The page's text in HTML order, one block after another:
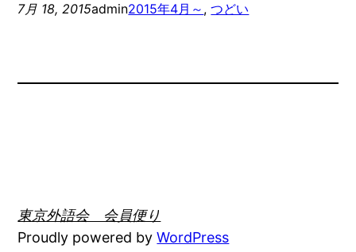
7月 18, 2015admin2015年4月～ , つどい
東京外語会 会員便り
Proudly powered byWordPress